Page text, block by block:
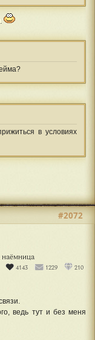
в условиях
наёмница
4143 1229 210
#2072
ведь тут и без меня